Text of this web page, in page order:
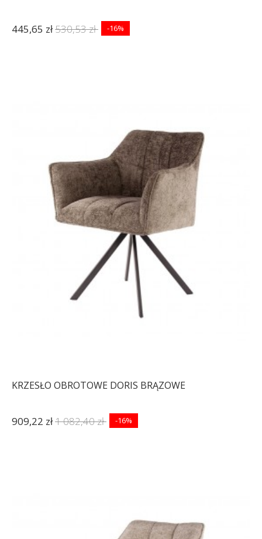
445,65 zł530,53 zł -16%
KRZESŁO OBROTOWE DORIS BRĄZOWE
909,22 zł1 082,40 zł -16%